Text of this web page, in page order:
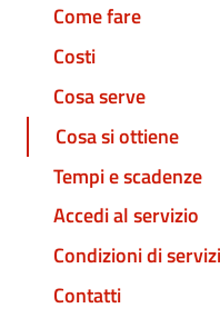
Come fare
Costi
Cosa serve
Cosa si ottiene
Tempi e scadenze
Accedi al servizio
Condizioni di
Contatti